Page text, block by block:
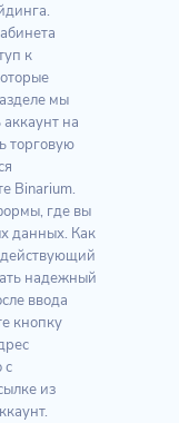
к
мы
на
торговую
Binarium.
где вы
данных. Как
действующий
надежный
ввода
кнопку
с
из